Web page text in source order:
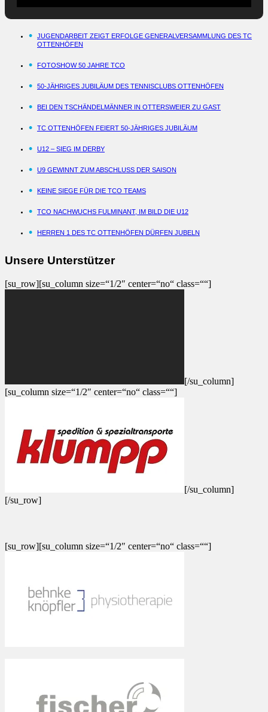
JUGENDARBEIT ZEIGT ERFOLGE GENERALVERSAMMLUNG DES TC
OTTENHÖFEN
FOTOSHOW 50 JAHRE TCO
50-JÄHRIGES JUBILÄUM DES TENNISCLUBS OTTENHÖFEN
BEI DEN TSCHÄNDELMÄNNER IN OTTERSWEIER ZU GAST
TC OTTENHÖFEN FEIERT 50-JÄHRIGES JUBILÄUM
U12 – SIEG IM DERBY
U9 GEWINNT ZUM ABSCHLUSS DER SAISON
KEINE SIEGE FÜR DIE TCO TEAMS
TCO NACHWUCHS FULMINANT, IM BILD DIE U12
HERREN 1 DES TC OTTENHÖFEN DÜRFEN JUBELN
Unsere Unterstützer
[su_row][su_column size=“1/2″ center=“no“ class=““]
[/su_column]
[su_column size=“1/2″ center=“no“ class=““]
[/su_column]
[/su_row]
[su_row][su_column size=“1/2″ center=“no“ class=““]